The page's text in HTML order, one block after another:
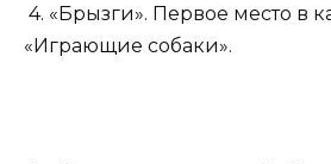
4. «Брызги». Первое место в
«Играющие собаки».